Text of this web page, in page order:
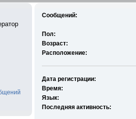
Сообщений:
Пол:
Возраст:
Расположение:
Дата регистрации:
Время:
Язык:
Последняя активность: